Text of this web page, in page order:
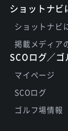
ショットナビ
ショットナビ
掲載メディア
SCOログ／
マイページ
SCOログ
ゴルフ場情報